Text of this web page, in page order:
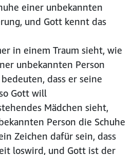
einer unbekannten
und Gott kennt das
in einem Traum sieht, wie
unbekannten Person
dass er seine
Gott will
Mädchen sieht,
Person die Schuhe
Zeichen dafür sein, dass
loswird, und Gott ist der